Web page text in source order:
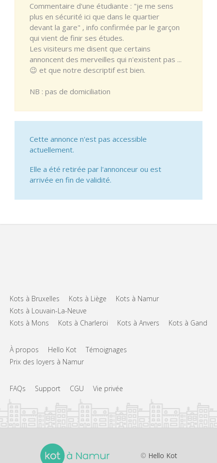
Commentaire d'une étudiante : "je me sens
plus en sécurité ici que dans le quartier
devant la gare" , info confirmée par le garçon
qui vient de finir ses études.
Les visiteurs me disent que certains
annoncent des merveilles qui n'existent pas ...
😉 et que notre descriptif est bien.
NB : pas de domiciliation
Cette annonce n'est pas accessible
actuellement.
Elle a été retirée par l'annonceur ou est
arrivée en fin de validité.
Kots à Bruxelles Kots à Liège
Kots à Namur
Kots à Louvain-La-Neuve
Kots à Mons
Kots à Charleroi Kots à Anvers Kots à Gand
À propos Hello Kot
Témoignages
Prix des loyers à Namur
FAQs Support CGU Vie privée
© Hello Kot